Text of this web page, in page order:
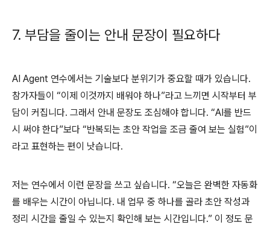
7. 부담을 줄이는 안내 문장이 필요하다
AI Agent 연수에서는 기술보다 분위기가 중요할 때가 있습니다.
참가자들이 “이제 이것까지 배워야 하나”라고 느끼면 시작부터 부
담이 커집니다. 그래서 안내 문장도 조심해야 합니다. “AI를 반드
시 써야 한다”보다 “반복되는 초안 작업을 조금 줄여 보는 실험”이
라고 표현하는 편이 낫습니다.
저는 연수에서 이런 문장을 쓰고 싶습니다. “오늘은 완벽한 자동화
를 배우는 시간이 아닙니다. 내 업무 중 하나를 골라 초안 작성과
정리 시간을 줄일 수 있는지 확인해 보는 시간입니다.” 이 정도 문